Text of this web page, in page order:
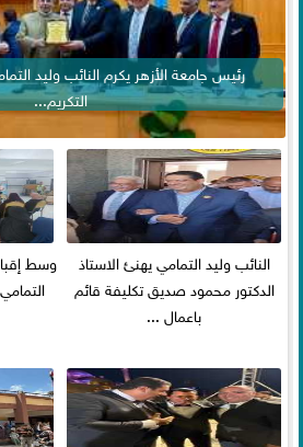
رئيس جامعة الأزهر يكرم النائب وليد
التكريم...
النائب وليد التمامي يهنئ الاستاذ
الدكتور محمود صديق تكليفة قائم
باعمال ...
وسط